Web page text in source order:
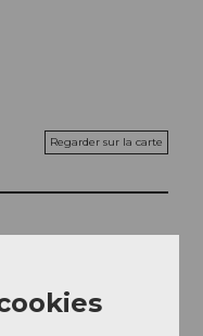
Regarder sur la carte